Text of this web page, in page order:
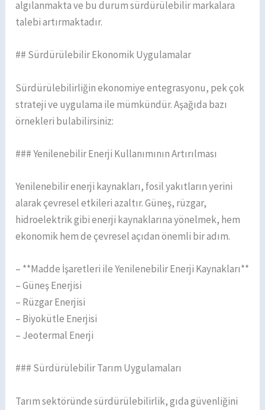
algılanmakta ve bu durum sürdürülebilir markalara
talebi artırmaktadır.
## Sürdürülebilir Ekonomik Uygulamalar
Sürdürülebilirliğin ekonomiye entegrasyonu, pek çok
strateji ve uygulama ile mümkündür. Aşağıda bazı
örnekleri bulabilirsiniz:
### Yenilenebilir Enerji Kullanımının Artırılması
Yenilenebilir enerji kaynakları, fosil yakıtların yerini
alarak çevresel etkileri azaltır. Güneş, rüzgar,
hidroelektrik gibi enerji kaynaklarına yönelmek, hem
ekonomik hem de çevresel açıdan önemli bir adım.
– **Madde İşaretleri ile Yenilenebilir Enerji Kaynakları**
– Güneş Enerjisi
– Rüzgar Enerjisi
– Biyokütle Enerjisi
– Jeotermal Enerji
### Sürdürülebilir Tarım Uygulamaları
Tarım sektöründe sürdürülebilirlik, gıda güvenliğini